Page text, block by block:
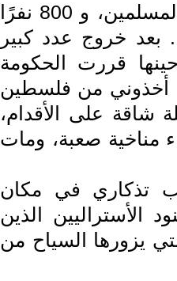
"كانت عديّة الطابور 1400 نفرًا من المسلمين، و 800 نفرًا
ومن اليهود 60 نفرًا. بعد خروج عدد كبير
فقط، حينها قررت الحكومة
أخذوني من فلسطين
شاقة على الأقدام،
مناخية صعبة، ومات
تذكاري في مكان
الأستراليين الذين
يزورها السياح من